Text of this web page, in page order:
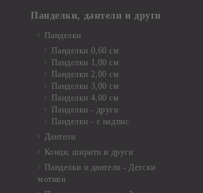
Панделки, дантели и други
Панделки
Панделки 0,60 см
Панделки 1,00 см
Панделки 2,00 см
Панделки 3,00 см
Панделки 4,00 см
Панделки - други
Панделки - с надпис
Дантели
Конци, ширити и други
Панделки и дантели - Детски
мотиви